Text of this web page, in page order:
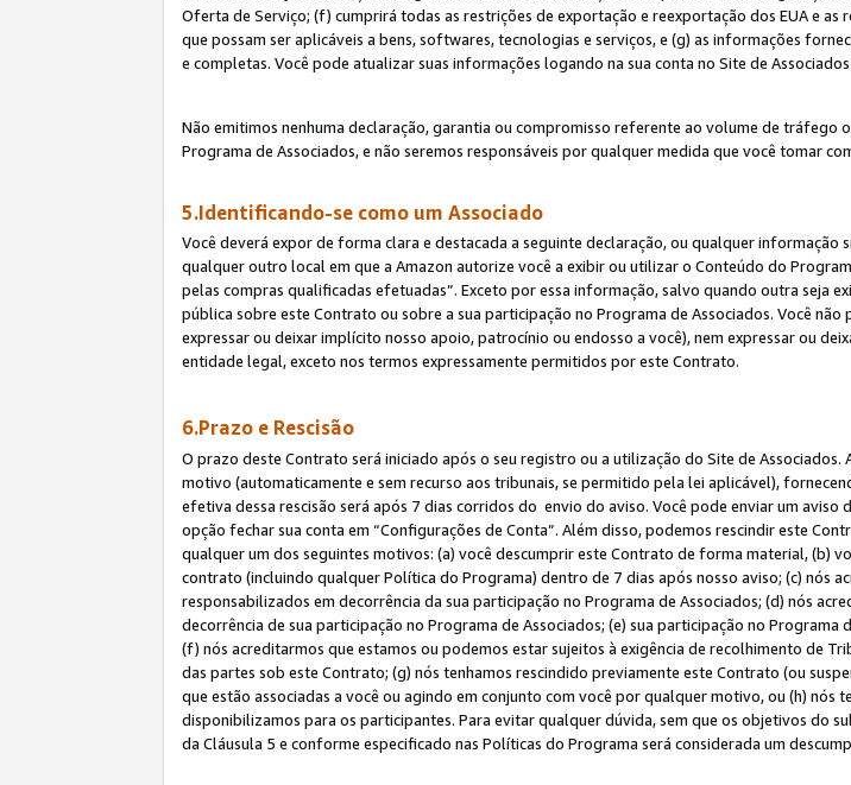
Oferta de Serviço; (f) cumprirá todas as restrições de exportação e reexportação dos EUA e
que possam ser aplicáveis a bens, softwares, tecnologias e serviços, e (g) as informações
e completas. Você pode atualizar suas informações logando na sua conta no Site de
Não emitimos nenhuma declaração, garantia ou compromisso referente ao volume de tráfego
Programa de Associados, e não seremos responsáveis por qualquer medida que você tomar
5.Identificando-se como um Associado
Você deverá expor de forma clara e destacada a seguinte declaração, ou qualquer
qualquer outro local em que a Amazon autorize você a exibir ou utilizar o Conteúdo do
pelas compras qualificadas efetuadas”. Exceto por essa informação, salvo quando outra seja
pública sobre este Contrato ou sobre a sua participação no Programa de Associados. Você
expressar ou deixar implícito nosso apoio, patrocínio ou endosso a você), nem expressar ou
entidade legal, exceto nos termos expressamente permitidos por este Contrato.
6.Prazo e Rescisão
O prazo deste Contrato será iniciado após o seu registro ou a utilização do Site de
motivo (automaticamente e sem recurso aos tribunais, se permitido pela lei aplicável),
efetiva dessa rescisão será após 7 dias corridos do envio do aviso. Você pode enviar um
opção fechar sua conta em “Configurações de Conta”. Além disso, podemos rescindir este
qualquer um dos seguintes motivos: (a) você descumprir este Contrato de forma material, (b)
contrato (incluindo qualquer Política do Programa) dentro de 7 dias após nosso aviso; (c) nós
responsabilizados em decorrência da sua participação no Programa de Associados; (d) nós
decorrência de sua participação no Programa de Associados; (e) sua participação no
(f) nós acreditarmos que estamos ou podemos estar sujeitos à exigência de recolhimento de
das partes sob este Contrato; (g) nós tenhamos rescindido previamente este Contrato (ou
que estão associadas a você ou agindo em conjunto com você por qualquer motivo, ou (h)
disponibilizamos para os participantes. Para evitar qualquer dúvida, sem que os objetivos do
da Cláusula 5 e conforme especificado nas Políticas do Programa será considerada um